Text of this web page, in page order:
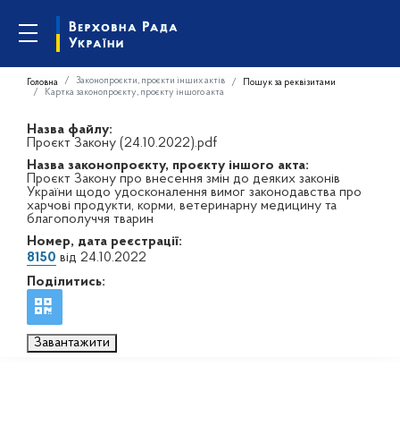
Головна Законопроєкти, проєкти інших актів
Пошук за реквізитами
Картка законопроєкту, проєкту іншого акта
Назва файлу:
Проєкт Закону (24.10.2022).pdf
Назва законопроєкту, проєкту іншого акта:
Проєкт Закону про внесення змін до деяких законів
України щодо удосконалення вимог законодавства про
харчові продукти, корми, ветеринарну медицину та
благополуччя тварин
Номер, дата реєстрації:
8150 від 24.10.2022
Поділитись:
Завантажити